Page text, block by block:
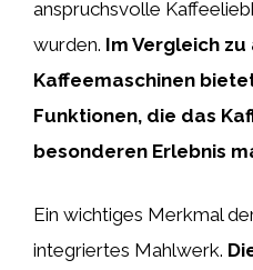
anspruchsvolle
wurden. Im Vergleich
Kaffeemaschinen
Funktionen, die das
besonderen Erlebnis
Ein wichtiges Merkmal
integriertes Mahlwerk.